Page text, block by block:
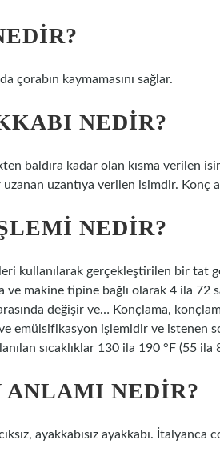
çorabın kaymamasını sağlar.
NEDIR?
baldıra kadar olan kısma verilen
uzantıya verilen isimdir. Konç
NEDIR?
kullanılarak gerçekleştirilen bir tat
makine tipine bağlı olarak 4 ila 72
değişir ve… Konçlama,
emülsifikasyon işlemidir ve istenen
sıcaklıklar 130 ila 190 °F (55 ila
ANLAMI NEDIR?
ayakkabısız ayakkabı.